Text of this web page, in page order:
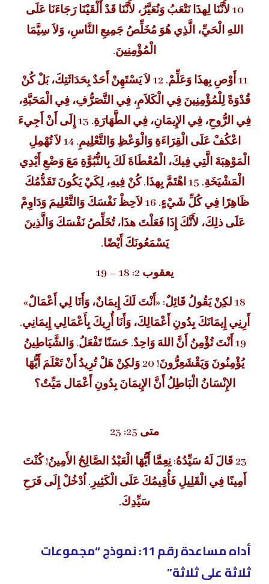
10 لأَنَّنَا لِهذَا نَتْعَبُ وَنُعَيَّرُ، لأَنَّنَا قَدْ أَلْقَيْنَا رَجَاءَنَا عَلَى
اللهِ الْحَيِّ، الَّذِي هُوَ مُخَلِّصُ جَمِيعِ النَّاسِ، وَلاَ سِيَّمَا
الْمُؤْمِنِينَ.
11 أَوْصِ بِهذَا وَعَلِّمْ. 12 لاَ يَسْتَهِنْ أَحَدٌ بِحَدَاثَتِكَ، بَلْ كُنْ
قُدْوَةً لِلْمُؤْمِنِينَ فِي الْكَلاَمِ، فِي التَّصَرُّفِ، فِي الْمَحَبَّةِ،
فِي الرُّوحِ، فِي الإِيمَانِ، فِي الطَّهَارَةِ. 13 إِلَى أَنْ أَجِيءَ
اعْكُفْ عَلَى الْقِرَاءَةِ وَالْوَعْظِ وَالتَّعْلِيمِ. 14 لاَ تُهْمِلِ
الْمَوْهِبَةَ الَّتِي فِيكَ، الْمُعْطَاةَ لَكَ بِالنُّبُوَّةِ مَعَ وَضْعِ أَيْدِي
الْمَشْيَخَةِ. 15 اهْتَمَّ بِهذَا. كُنْ فِيهِ، لِكَيْ يَكُونَ تَقَدُّمُكَ
ظَاهِرًا فِي كُلِّ شَيْءٍ. 16 لاَحِظْ نَفْسَكَ وَالتَّعْلِيمَ وَدَاوِمْ
عَلَى ذلِكَ، لأَنَّكَ إِذَا فَعَلْتَ هذَا، تُخَلِّصُ نَفْسَكَ وَالَّذِينَ
يَسْمَعُونَكَ أَيْضًا.
يعقوب 2: 18 – 19
18 لكِنْ يَقُولُ قَائِلٌ: «أَنْتَ لَكَ إِيمَانٌ، وَأَنَا لِي أَعْمَالٌ»
أَرِنِي إِيمَانَكَ بِدُونِ أَعْمَالِكَ، وَأَنَا أُرِيكَ بِأَعْمَالِي إِيمَانِي.
19 أَنْتَ تُؤْمِنُ أَنَّ اللهَ وَاحِدٌ. حَسَنًا تَفْعَلُ. وَالشَّيَاطِينُ
يُؤْمِنُونَ وَيَقْشَعِرُّونَ! 20 وَلكِنْ هَلْ تُرِيدُ أَنْ تَعْلَمَ أَيُّهَا
الإِنْسَانُ الْبَاطِلُ أَنَّ الإِيمَانَ بِدُونِ أَعْمَال مَيِّتٌ؟
متى 25: 23
23 قَالَ لَهُ سَيِّدُهُ: نِعِمَّا أَيُّهَا الْعَبْدُ الصَّالِحُ الأَمِينُ! كُنْتَ
أَمِينًا فِي الْقَلِيلِ فَأُقِيمُكَ عَلَى الْكَثِيرِ. اُدْخُلْ إِلَى فَرَحِ
سَيِّدِكَ.
أداه مساعدة رقم 11: نموذج “مجموعات
ثلاثة على ثلاثة”